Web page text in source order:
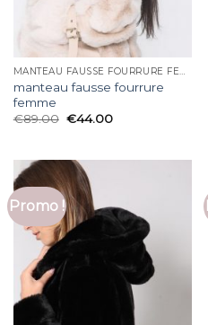
MANTEAU FAUSSE FOURRURE FEMME
manteau fausse fourrure
femme
€89.00 €44.00
Promo !